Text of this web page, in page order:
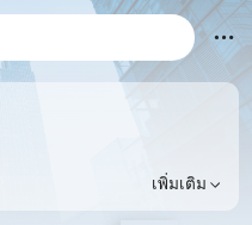
เพิ่มเติม